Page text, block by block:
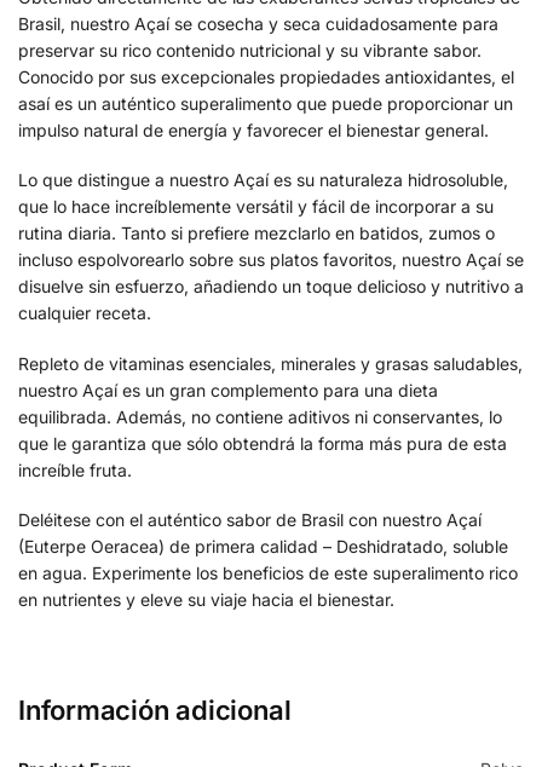
Brasil, nuestro Açaí se cosecha y seca cuidadosamente para
preservar su rico contenido nutricional y su vibrante sabor.
Conocido por sus excepcionales propiedades antioxidantes, el
asaí es un auténtico superalimento que puede proporcionar un
impulso natural de energía y favorecer el bienestar general.
Lo que distingue a nuestro Açaí es su naturaleza hidrosoluble,
que lo hace increíblemente versátil y fácil de incorporar a su
rutina diaria. Tanto si prefiere mezclarlo en batidos, zumos o
incluso espolvorearlo sobre sus platos favoritos, nuestro Açaí se
disuelve sin esfuerzo, añadiendo un toque delicioso y nutritivo a
cualquier receta.
Repleto de vitaminas esenciales, minerales y grasas saludables,
nuestro Açaí es un gran complemento para una dieta
equilibrada. Además, no contiene aditivos ni conservantes, lo
que le garantiza que sólo obtendrá la forma más pura de esta
increíble fruta.
Deléitese con el auténtico sabor de Brasil con nuestro Açaí
(Euterpe Oeracea) de primera calidad – Deshidratado, soluble
en agua. Experimente los beneficios de este superalimento rico
en nutrientes y eleve su viaje hacia el bienestar.
Información adicional